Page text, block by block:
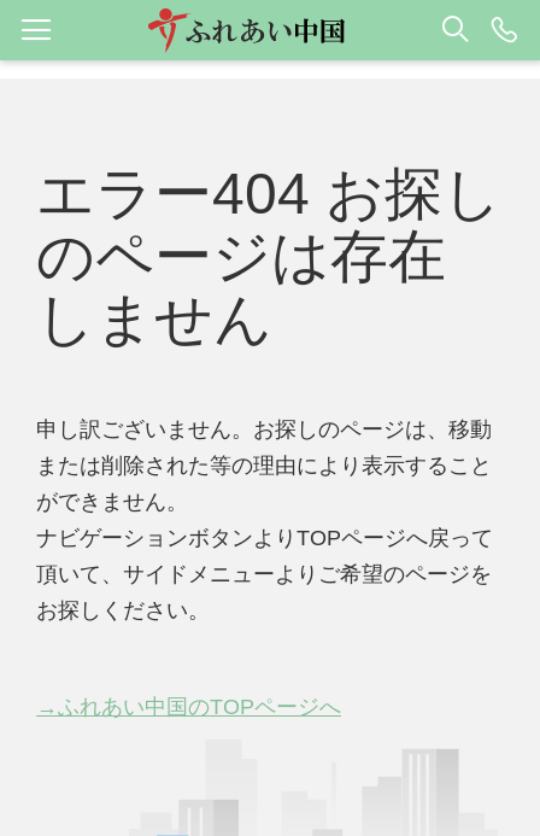
エラー404 お探し
のページは存在
しません
申し訳ございません。お探しのページは、移動
または削除された等の理由により表示すること
ができません。
ナビゲーションボタンよりTOPページへ戻って
頂いて、サイドメニューよりご希望のページを
お探しください。
→ふれあい中国のTOPページへ